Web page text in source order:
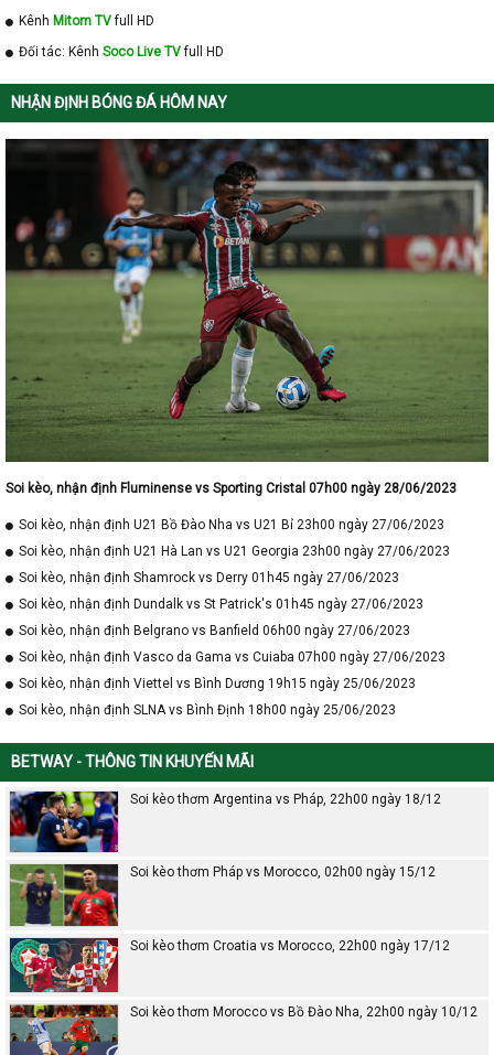
Kênh Mitom TVfull HD
Đối tác: Kênh Soco Live TVfull HD
NHẬN ĐỊNH BÓNG ĐÁ HÔM NAY
Soi kèo, nhận định Fluminense vs Sporting Cristal 07h00 ngày 28/06/2023
Soi kèo, nhận định U21 Bồ Đào Nha vs U21 Bỉ 23h00 ngày 27/06/2023
Soi kèo, nhận định U21 Hà Lan vs U21 Georgia 23h00 ngày 27/06/2023
Soi kèo, nhận định Shamrock vs Derry 01h45 ngày 27/06/2023
Soi kèo, nhận định Dundalk vs St Patrick's 01h45 ngày 27/06/2023
Soi kèo, nhận định Belgrano vs Banfield 06h00 ngày 27/06/2023
Soi kèo, nhận định Vasco da Gama vs Cuiaba 07h00 ngày 27/06/2023
Soi kèo, nhận định Viettel vs Bình Dương 19h15 ngày 25/06/2023
Soi kèo, nhận định SLNA vs Bình Định 18h00 ngày 25/06/2023
BETWAY - THÔNG TIN KHUYẾN MÃI
Soi kèo thơm Argentina vs Pháp, 22h00 ngày 18/12
Soi kèo thơm Pháp vs Morocco, 02h00 ngày 15/12
Soi kèo thơm Croatia vs Morocco, 22h00 ngày 17/12
Soi kèo thơm Morocco vs Bồ Đào Nha, 22h00 ngày 10/12